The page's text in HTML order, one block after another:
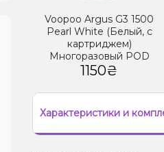
Voopoo Argus G3 1500
Pearl White (Белый, с
картриджем)
Многоразовый POD
1150₴
Характеристикии